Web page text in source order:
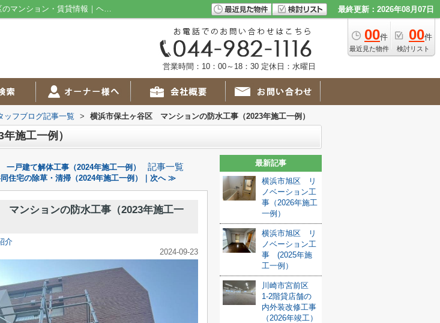
横浜市保土ヶ谷区 マンションの防水工事（2023年施工一例）｜高津区のマンション・賃貸情報｜ヘヤクラウド 最終更新：2026年08月07日
00件
最近見た物件
00件
検討リスト
営業時間：10：00～18：30 定休日：水曜日
ッフブログ記事一覧 > 横浜市保土ヶ谷区 マンションの防水工事（2023年施工一例）
施工一例）
戸建て解体工事（2024年施工一例） 記事一覧
住宅の除草・清掃（2024年施工一例）｜次へ ≫
ンションの防水工事（2023年施工一
介
2024-09-23
最新記事
横浜市旭区 リ
ノベーション工
事（2026年施工
一例）
横浜市旭区 リ
ノベーション工
事 (2025年施
工一例）
川崎市宮前区
1-2階貸店舗の
内外装改修工事
（2026年竣工）